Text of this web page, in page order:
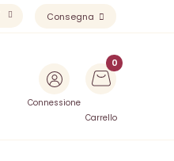
Consegna
Connessione
Carrello